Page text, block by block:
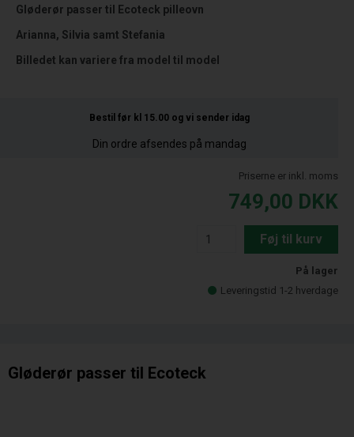
Gløderør passer til Ecoteck pilleovn
Arianna, Silvia samt Stefania
Billedet kan variere fra model til model
Bestil før kl 15.00 og vi sender idag
Din ordre afsendes på mandag
Priserne er inkl. moms
749,00 DKK
Føj til kurv
På lager
Leveringstid 1-2 hverdage
Gløderør passer til Ecoteck